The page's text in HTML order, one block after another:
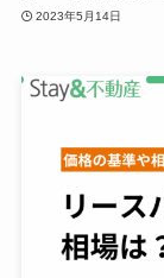
2023年5月14日